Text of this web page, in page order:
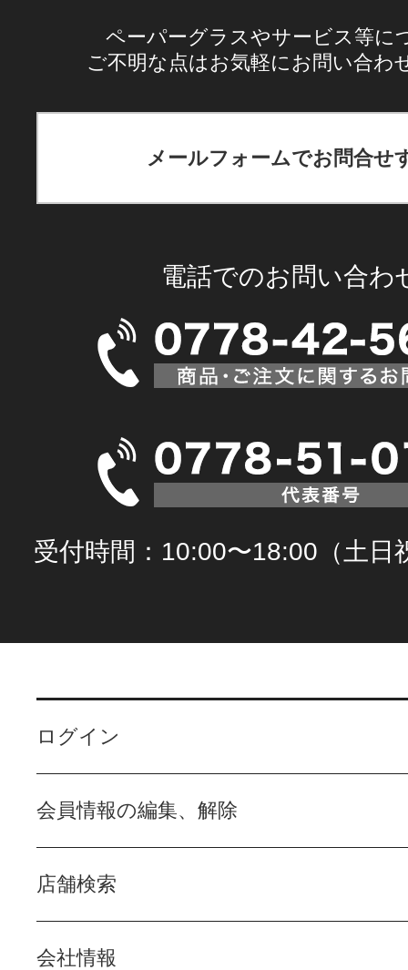
ペーパーグラスやサービス等に
ご不明な点はお気軽にお問い合わ
メールフォームでお問合せ
電話でのお問い合わ
受付時間：10:00〜18:00（土日
ログイン
会員情報の編集、解除
店舗検索
会社情報